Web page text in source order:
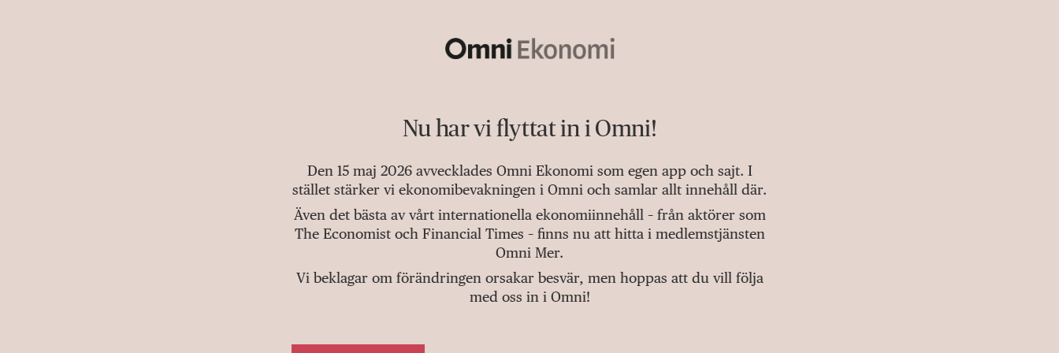
Nu har vi flyttat in i Omni!
Den 15 maj 2026 avvecklades Omni Ekonomi som egen app och sajt. I
stället stärker vi ekonomibevakningen i Omni och samlar allt innehåll där.
Även det bästa av vårt internationella ekonomiinnehåll – från aktörer som
The Economist och Financial Times – finns nu att hitta i medlemstjänsten
Omni Mer.
Vi beklagar om förändringen orsakar besvär, men hoppas att du vill följa
med oss in i Omni!